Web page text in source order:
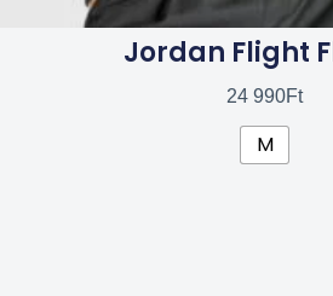
Jordan Flight
24 990Ft
M